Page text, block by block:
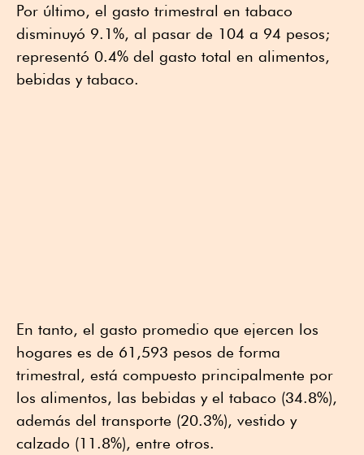
Por último, el gasto trimestral en tabaco
disminuyó 9.1%, al pasar de 104 a 94 pesos;
representó 0.4% del gasto total en alimentos,
bebidas y tabaco.
En tanto, el gasto promedio que ejercen los
hogares es de 61,593 pesos de forma
trimestral, está compuesto principalmente por
los alimentos, las bebidas y el tabaco (34.8%),
además del transporte (20.3%), vestido y
calzado (11.8%), entre otros.